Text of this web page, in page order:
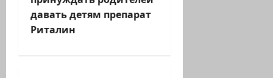
я
давать детям препарат
Риталин